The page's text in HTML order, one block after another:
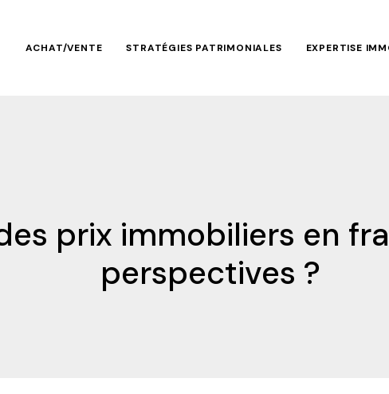
ACHAT/VENTE STRATÉGIES PATRIMONIALES EXPERTISE
prix immobiliers en
perspectives ?